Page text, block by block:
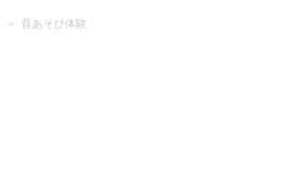
昔あそび体験